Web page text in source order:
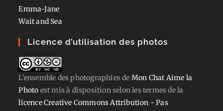
Emma-Jane
Wait and Sea
Licence d’utilisation des photos
L'ensemble des photographiesde Mon Chat Aime la
Photo est mis à disposition selon les termes de la
licence Creative Commons Attribution - Pas